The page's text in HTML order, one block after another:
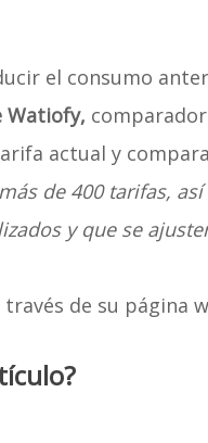
el consumo
Watiofy,
actual y
de 400 tarifas,
y que se
de su página